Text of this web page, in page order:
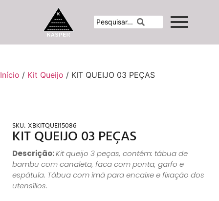
Início / Kit Queijo / KIT QUEIJO 03 PEÇAS
SKU: XBKITQUEI15086
KIT QUEIJO 03 PEÇAS
Descrição:Kit queijo 3 peças, contém: tábua de
bambu com canaleta, faca com ponta, garfo e
espátula. Tábua com imã para encaixe e fixação dos
utensílios.